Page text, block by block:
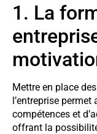
1. La
Mettre en place
l’entreprise
compétences et
offrant la